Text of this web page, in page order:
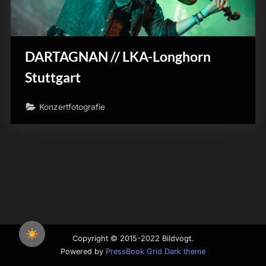
DARTAGNAN // LKA-Longhorn
Stuttgart
Konzertfotografie
Copyright © 2015-2022 Bildvogt.
Powered by PressBook Grid Dark theme